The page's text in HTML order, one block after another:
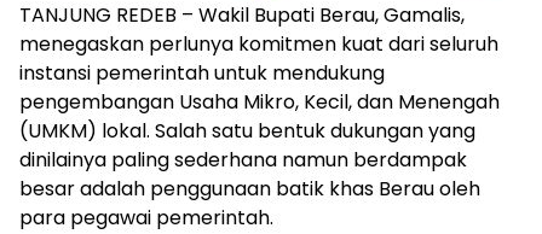
TANJUNG REDEB – Wakil Bupati Berau, Gamalis,
menegaskan perlunya komitmen kuat dari seluruh
instansi pemerintah untuk mendukung
pengembangan Usaha Mikro, Kecil, dan Menengah
(UMKM) lokal. Salah satu bentuk dukungan yang
dinilainya paling sederhana namun berdampak
besar adalah penggunaan batik khas Berau oleh
para pegawai pemerintah.